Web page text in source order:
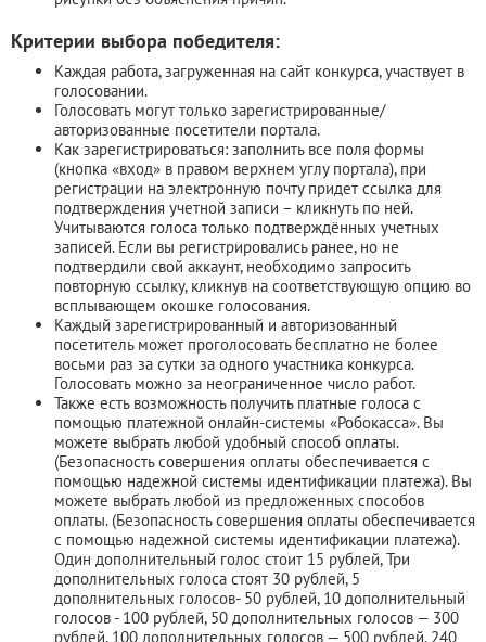
Критерии выбора победителя:
Каждая работа, загруженная на сайт конкурса, участвует в
голосовании.
Голосовать могут только зарегистрированные/
авторизованные посетители портала.
Как зарегистрироваться: заполнить все поля формы
(кнопка «вход» в правом верхнем углу портала), при
регистрации на электронную почту придет ссылка для
подтверждения учетной записи – кликнуть по ней.
Учитываются голоса только подтверждённых учетных
записей. Если вы регистрировались ранее, но не
подтвердили свой аккаунт, необходимо запросить
повторную ссылку, кликнув на соответствующую опцию во
всплывающем окошке голосования.
Каждый зарегистрированный и авторизованный
посетитель может проголосовать бесплатно не более
восьми раз за сутки за одного участника конкурса.
Голосовать можно за неограниченное число работ.
Также есть возможность получить платные голоса с
помощью платежной онлайн-системы «Робокасса». Вы
можете выбрать любой удобный способ оплаты.
(Безопасность совершения оплаты обеспечивается с
помощью надежной системы идентификации платежа). Вы
можете выбрать любой из предложенных способов
оплаты. (Безопасность совершения оплаты обеспечивается
с помощью надежной системы идентификации платежа).
Один дополнительный голос стоит 15 рублей, Три
дополнительных голоса стоят 30 рублей, 5
дополнительных голосов- 50 рублей, 10 дополнительный
голосов - 100 рублей, 50 дополнительных голосов — 300
рублей, 100 дополнительных голосов — 500 рублей, 240